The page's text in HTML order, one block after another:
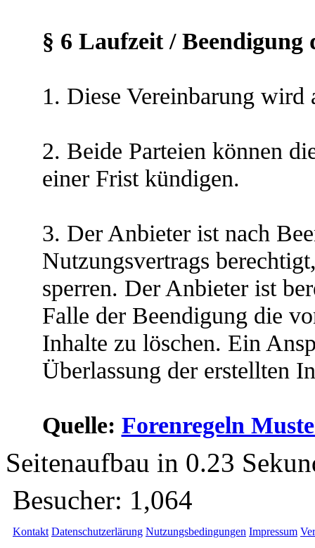
§ 6 Laufzeit / Beendigung
1. Diese Vereinbarung wird
2. Beide Parteien können
einer Frist kündigen.
3. Der Anbieter ist nach
Nutzungsvertrags
sperren. Der Anbieter ist
Falle der Beendigung die
Inhalte zu löschen. Ein
Überlassung der erstellten
Quelle: Forenregeln
Seitenaufbau in 0.23
Besucher: 1,064
Kontakt Datenschutzerlärung Nutzungsbedingungen Impressum